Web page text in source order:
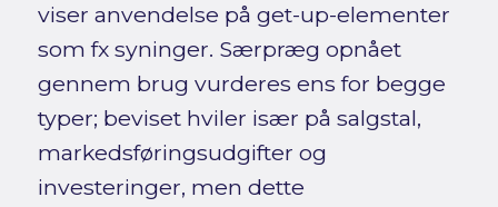
viser anvendelse på get-up-elementer
som fx syninger. Særpræg opnået
gennem brug vurderes ens for begge
typer; beviset hviler især på salgstal,
markedsføringsudgifter og
investeringer, men dette